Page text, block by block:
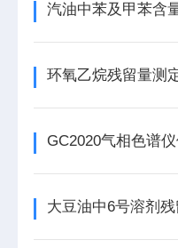
环氧乙烷残留量测
GC2020气相色谱